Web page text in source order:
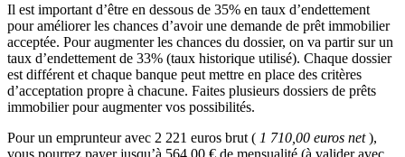
Il est important d’être en dessous de 35% en taux d’endettement
pour améliorer les chances d’avoir une demande de prêt immobilier
acceptée. Pour augmenter les chances du dossier, on va partir sur un
taux d’endettement de 33% (taux historique utilisé). Chaque dossier
est différent et chaque banque peut mettre en place des critères
d’acceptation propre à chacune. Faites plusieurs dossiers de prêts
immobilier pour augmenter vos possibilités.
Pour un emprunteur avec 2 221 euros brut ( 1 710,00 euros net),
vous pourrez payer jusqu’à 564,00 € de mensualité (à valider avec